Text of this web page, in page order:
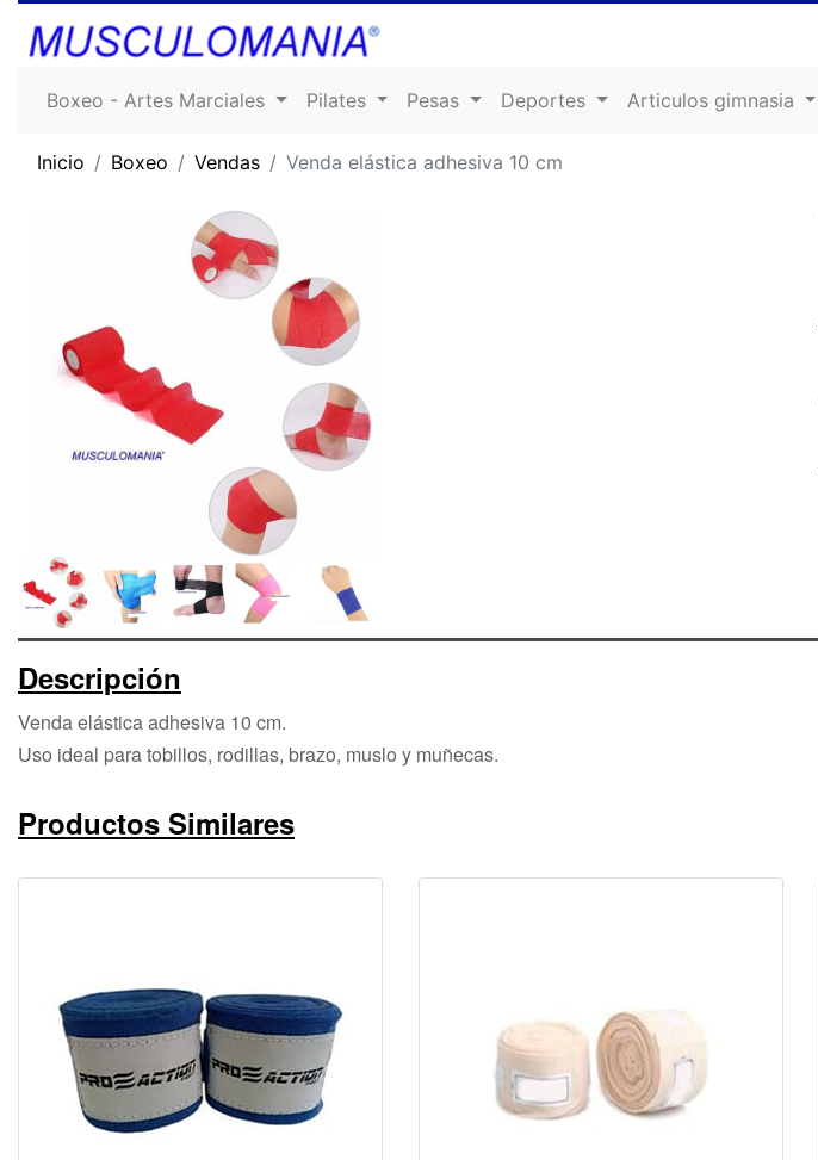
Boxeo - Artes Marciales Pilates Pesas Deportes Articulos gimnasia
Inicio Boxeo Vendas Venda elástica adhesiva 10 cm
Descripción
Venda elástica adhesiva 10 cm.
Uso ideal para tobillos, rodillas, brazo, muslo y muñecas.
Productos Similares